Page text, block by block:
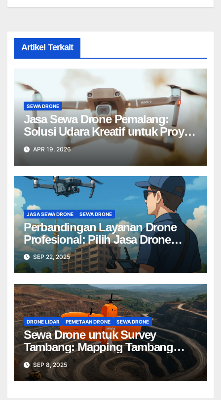
Artikel Terkait
SEWA DRONE
Jasa Sewa Drone Pemalang:
Solusi Udara Kreatif untuk Proyek
Anda Tanpa Batas】
APR 19, 2026
JASA SEWA DRONE SEWA DRONE
Perbandingan Layanan Drone
Profesional: Pilih Jasa Drone
Terbaik untuk Proyek Anda
SEP 22, 2025
DRONE LIDAR PEMETAAN DRONE SEWA DRONE
Sewa Drone untuk Survey
Tambang: Mapping Tambang
Profesional Lebih Cepat & Akurat
SEP 8, 2025